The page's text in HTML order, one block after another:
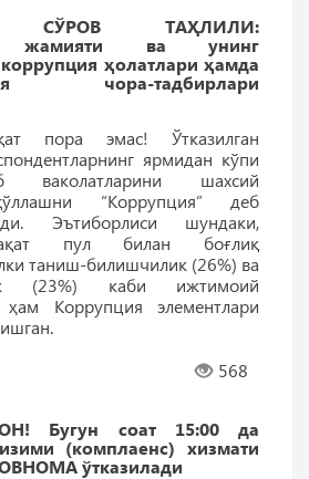
СЎРОВ ТАҲЛИЛИ:
жамияти ва унинг
ҳолатлари ҳамда
чора-тадбирлари
пора эмас! Ўтказилган
ярмидан кўпи
ваколатларини шахсий
“Коррупция” деб
Эътиборлиси шундаки,
пул билан боғлиқ
таниш-билишчилик (26%) ва
(23%) каби ижтимоий
ҳам Коррупция элементлари
568
Бугун соат 15:00 да
(комплаенс) хизмати
ўтказилади